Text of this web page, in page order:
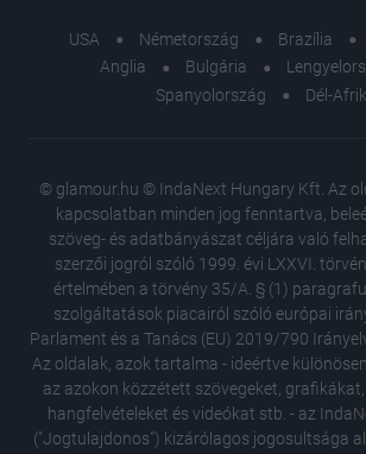
USA Németország Brazília
Anglia
Bulgária
Spanyolország
Dél-
© glamour.hu © IndaNext Hungary Kft. Az
kapcsolatban minden jog fenntartva,
szöveg- és adatbányászat céljára való
szerzői jogról szóló 1999. évi LXXVI.
értelmében a törvény 35/A. § (1)
szolgáltatások piacairól szóló európai
Parlament és a Tanács (EU) 2019/790
Az oldalak, azok tartalma - ideértve
az azokon közzétett szövegeket,
hangfelvételeket és videókat stb. - az
("Jogtulajdonos") kizárólagos jogosultsága